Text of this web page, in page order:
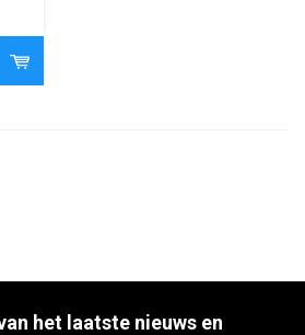
het laatste nieuws en